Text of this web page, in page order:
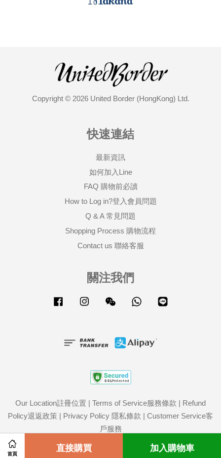
首頁
直接購買 加入購物車
Copyright © 2026 United Border (HongKong) Ltd.
快速連結
最新資訊
如何加入Line
FAQ 購物前必讀
How to Log in?登入會員問題
Q & A 常見問題
Shopping Process 購物流程
Contact us 聯絡客服
關注我們
Facebook Instagram Wechat Whatsapp
Our Location註冊位置 | Terms of Service服務條款 | Refund
Policy退返政策 | Privacy Policy 隱私條款 | Customer Service客
戶服務
Share on Facebook Share on Twitter